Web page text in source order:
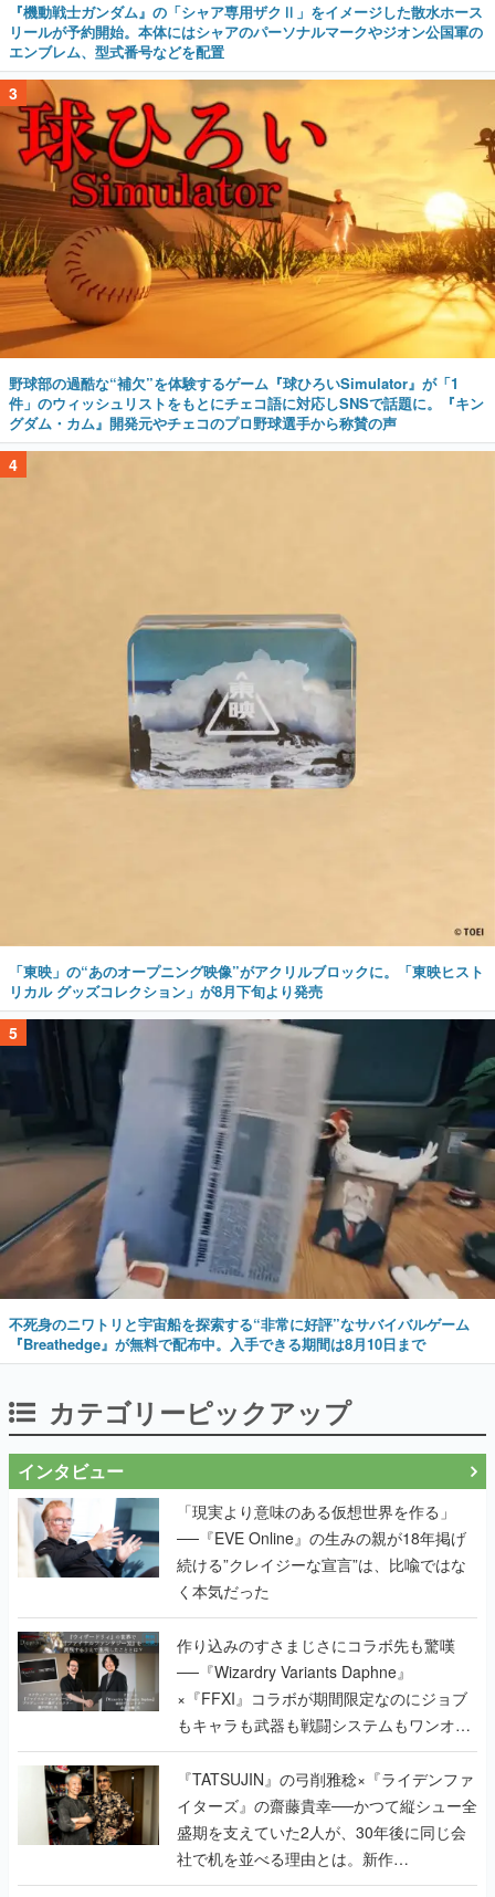
『機動戦士ガンダム』の「シャア専用ザクⅡ」をイメージした散水ホース
リールが予約開始。本体にはシャアのパーソナルマークやジオン公国軍の
エンブレム、型式番号などを配置
3
野球部の過酷な“補欠”を体験するゲーム『球ひろいSimulator』が「1
件」のウィッシュリストをもとにチェコ語に対応しSNSで話題に。『キン
グダム・カム』開発元やチェコのプロ野球選手から称賛の声
4
「東映」の“あのオープニング映像”がアクリルブロックに。「東映ヒスト
リカル グッズコレクション」が8月下旬より発売
5
不死身のニワトリと宇宙船を探索する“非常に好評”なサバイバルゲーム
『Breathedge』が無料で配布中。入手できる期間は8月10日まで
カテゴリーピックアップ
インタビュー
「現実より意味のある仮想世界を作る」
──『EVE Online』の生みの親が18年掲げ
続ける”クレイジーな宣言”は、比喩ではな
く本気だった
作り込みのすさまじさにコラボ先も驚嘆
──『Wizardry Variants Daphne』
×『FFXI』コラボが期間限定なのにジョブ
もキャラも武器も戦闘システムもワンオフ
で作り込まれた理由を両ディレクターに聞
く
『TATSUJIN』の弓削雅稔×『ライデンファ
イターズ』の齋藤貴幸──かつて縦シュー全
盛期を支えていた2人が、30年後に同じ会
社で机を並べる理由とは。新作
『TATSUJIN EXTREME』で初タッグを組